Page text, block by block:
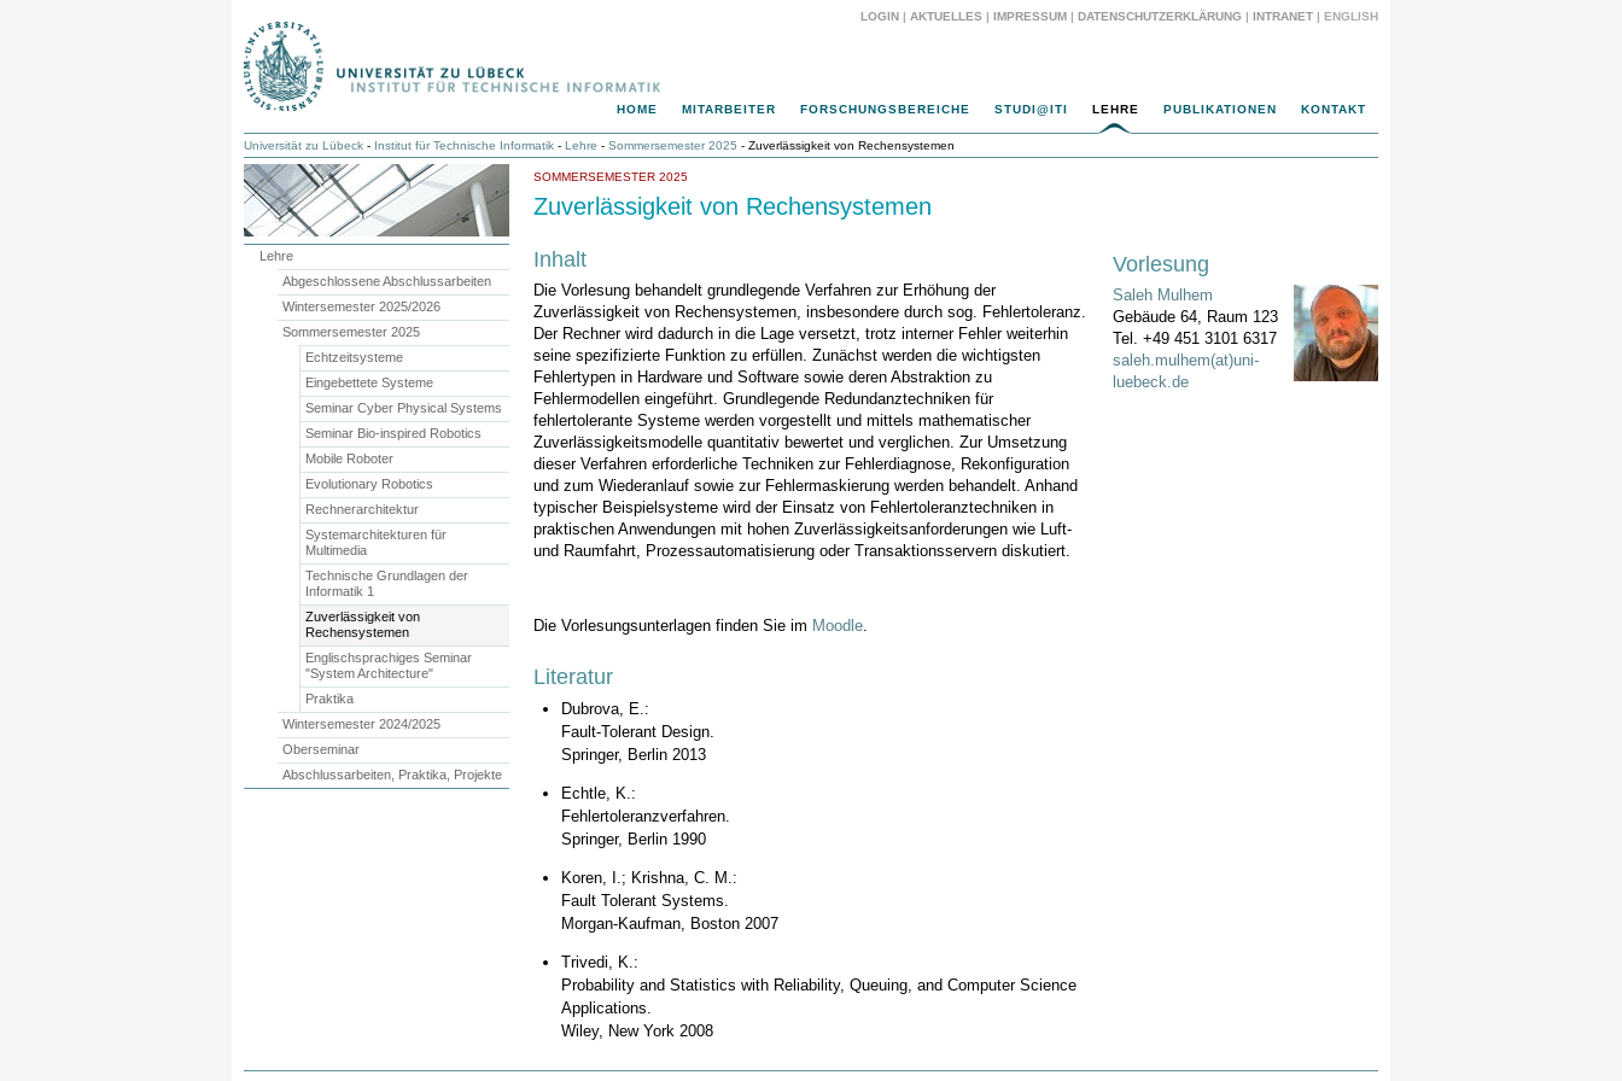
LOGIN | AKTUELLES | IMPRESSUM | DATENSCHUTZERKLÄRUNG | INTRANET | ENGLISH
HOME MITARBEITER FORSCHUNGSBEREICHE STUDI@ITI LEHRE PUBLIKATIONEN KONTAKT
Universität zu Lübeck - Institut für Technische Informatik - Lehre - Sommersemester 2025 - Zuverlässigkeit von Rechensystemen
SOMMERSEMESTER 2025
Zuverlässigkeit von Rechensystemen
Inhalt
Die Vorlesung behandelt grundlegende Verfahren zur Erhöhung der
Zuverlässigkeit von Rechensystemen, insbesondere durch sog. Fehlertoleranz.
Der Rechner wird dadurch in die Lage versetzt, trotz interner Fehler weiterhin
seine spezifizierte Funktion zu erfüllen. Zunächst werden die wichtigsten
Fehlertypen in Hardware und Software sowie deren Abstraktion zu
Fehlermodellen eingeführt. Grundlegende Redundanztechniken für
fehlertolerante Systeme werden vorgestellt und mittels mathematischer
Zuverlässigkeitsmodelle quantitativ bewertet und verglichen. Zur Umsetzung
dieser Verfahren erforderliche Techniken zur Fehlerdiagnose, Rekonfiguration
und zum Wiederanlauf sowie zur Fehlermaskierung werden behandelt. Anhand
typischer Beispielsysteme wird der Einsatz von Fehlertoleranztechniken in
praktischen Anwendungen mit hohen Zuverlässigkeitsanforderungen wie Luft-
und Raumfahrt, Prozessautomatisierung oder Transaktionsservern diskutiert.
Die Vorlesungsunterlagen finden Sie im Moodle.
Literatur
Dubrova, E.:
Fault-Tolerant Design.
Springer, Berlin 2013
Echtle, K.:
Fehlertoleranzverfahren.
Springer, Berlin 1990
Koren, I.; Krishna, C. M.:
Fault Tolerant Systems.
Morgan-Kaufman, Boston 2007
Trivedi, K.:
Probability and Statistics with Reliability, Queuing, and Computer Science
Applications.
Wiley, New York 2008
Lehre
Abgeschlossene Abschlussarbeiten
Wintersemester 2025/2026
Sommersemester 2025
Echtzeitsysteme
Eingebettete Systeme
Seminar Cyber Physical Systems
Seminar Bio-inspired Robotics
Mobile Roboter
Evolutionary Robotics
Rechnerarchitektur
Systemarchitekturen für
Multimedia
Technische Grundlagen der
Informatik 1
Zuverlässigkeit von
Rechensystemen
Englischsprachiges Seminar
"System Architecture"
Praktika
Wintersemester 2024/2025
Oberseminar
Abschlussarbeiten, Praktika, Projekte
Vorlesung
Saleh Mulhem
Gebäude 64, Raum 123
Tel. +49 451 3101 6317
saleh.mulhem(at)uni-
luebeck.de